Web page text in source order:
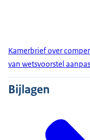
Kamerbrief over
van wetsvoorstel
Bijlagen